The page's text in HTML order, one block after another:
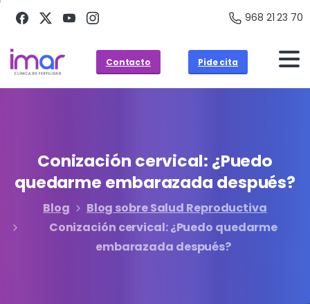
968 21 23 70
Contacto Pide cita
Conización cervical: ¿Puedo
quedarme embarazada después?
Blog
Blog sobre Salud Reproductiva
Conización cervical: ¿Puedo quedarme
embarazada después?